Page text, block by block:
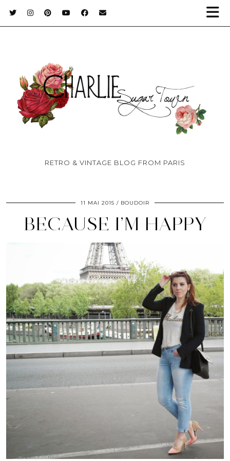
RETRO & VINTAGE BLOG FROM PARIS
11 MAI 2015 BOUDOIR
BECAUSE I’M HAPPY